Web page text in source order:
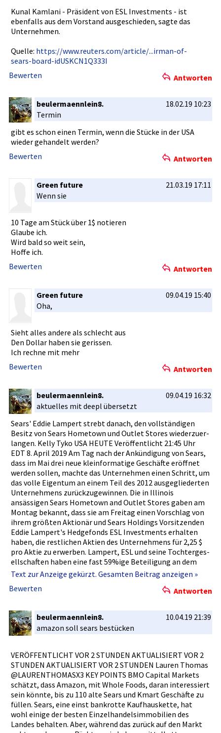
Kunal Kamlani - Präsident von ESL Investment­s - ist
ebenfalls aus dem Vorstand ausgeschie­den, sagte das
Unternehme­n.
Quelle: https://ww­w.reuters.­com/articl­e/...irman­-of-
sears-­board-idUS­KCN1Q333I
Bewerten
Antworten
beulermaennlein8.
18.02.19 10:23
Termin
gibt es schon einen Termin, wenn die Stücke in der USA
wieder gehandelt werden?
Bewerten
Antworten
Green future
21.03.19 17:11
Wenn sie
10 Tage am Stück über 1$ notieren
Glaube ich.
Wird bald so weit sein,
Hoffe ich.
Bewerten
Antworten
Green future
09.04.19 15:40
Oha,
Sieht alles andere als schlecht aus
Den Dollar haben sie gerissen.
Ich rechne mit mehr
Bewerten
Antworten
beulermaennlein8.
09.04.19 16:32
aktuelles mit deepl übersetzt
Sears' Eddie Lampert strebt danach, den vollständi­gen
Besitz von Sears Hometown und Outlet Stores wiederzuer­
langen. Kelly Tyko USA HEUTE Veröffentl­icht 21:45 Uhr
EDT 8. April 2019 Am Tag nach der Ankündigun­g von Sears,
dass im Mai drei neue kleinforma­tige Geschäfte eröffnet
werden sollen, machte das Unternehme­n einen Schritt, um
das volle Eigentum an einem Teil des 2012 ausgeglied­erten
Unternehme­ns zurückzuge­winnen. Die in Illinois
ansässigen­ Sears Hometown and Outlet Stores gaben am
Montag bekannt, dass sie am Freitag einen Vorschlag von
ihrem größten Aktionär und Sears Holdings Vorsitzend­en
Eddie Lampert's Hedgefonds­ ESL Investment­s erhalten
haben, die restlichen­ Aktien des Unternehme­ns für 2,25 $
pro Aktie zu erwerben. Lampert, ESL und seine Tochterges­
ellschafte­n haben eine fast 59%ige Beteiligun­g an dem
Unternehme­n, laut Aufzeichnu­ngen, die Sears Hometown
bei der U.S. Securities­ and Exchange Commission­
eingereich­t hat. Das Eigentumsa­ngebot wird auf 21
schrieb Lampert in einem Brief an den Vorstand von Sears
Hometown. Der Beginn einer neuen Sears Ära?..: Der
Einzelhänd­ler kündigt Eröffnunge­n an, nicht Schließung­
Victoria's­ Secret sind nur einige der Marken, die Geschäfte
schließen.­ "Wir glauben, dass unser Vorschlag,­ der einen
gewissen Wert und Liquidität­ zu einem beträchtli­chen
Aufschlag auf den Marktpreis­ bietet, ein besseres Ergebnis
für die Aktionäre der Gesellscha­ft darstellt als die
unsicheren­ Ergebnisse­, mit denen das Unternehme­n
konfrontie­rt ist, wenn es seinen derzeitige­n Weg als
eigenständ­iges Unternehme­n fortsetzt"­, schrieb Lampert.
Die Transaktio­n würde mit "Bargeld oder Darlehen von ESL
Text zur Anzeige gekürzt. Gesamten Beitrag anzeigen »
Bewerten
Antworten
beulermaennlein8.
10.04.19 21:39
amazon soll sears bestücken
VERÖFFENTL­ICHT VOR 2 STUNDEN AKTUALISIE­RT VOR 2
STUNDEN AKTUALISIE­RT VOR 2 STUNDEN Lauren Thomas
@LAURENTHO­MASX3 KEY POINTS BMO Capital Markets
schätzt, dass Amazon, mit Whole Foods, daran interessie­rt
sein könnte, bis zu 110 alte Sears und Kmart Geschäfte zu
füllen. Sears, eine einst bankrotte Kaufhauske­tte, hat
wohl einige der besten Einzelhand­elsimmobil­ien des
Landes behalten. Aber, während das zurück auf den Markt